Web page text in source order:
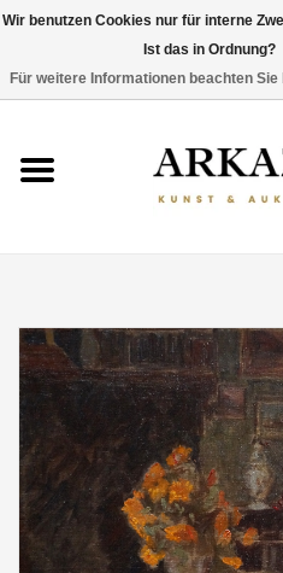
AKTUELLER KATALOG
THEMEN
ENTDECKEN
Wir benutzen Cookies nur für interne
Ist das in Ordnung?
Für weitere Informationen beachten